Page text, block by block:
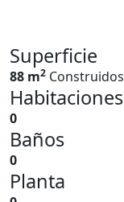
Superficie
88 m2 Construidos
Habitaciones
0
Baños
0
Planta